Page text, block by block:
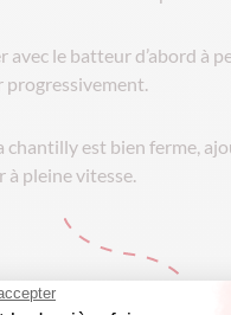
avec le batteur d’abord à
progressivement.
chantilly est bien ferme,
à pleine vitesse.